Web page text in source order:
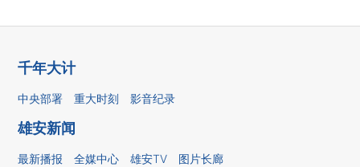
千年大计
中央部署 重大时刻 影音纪录
雄安新闻
最新播报 全媒中心 雄安TV 图片长廊